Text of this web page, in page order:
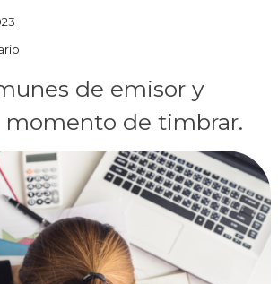
de emisor y
momento de timbrar.